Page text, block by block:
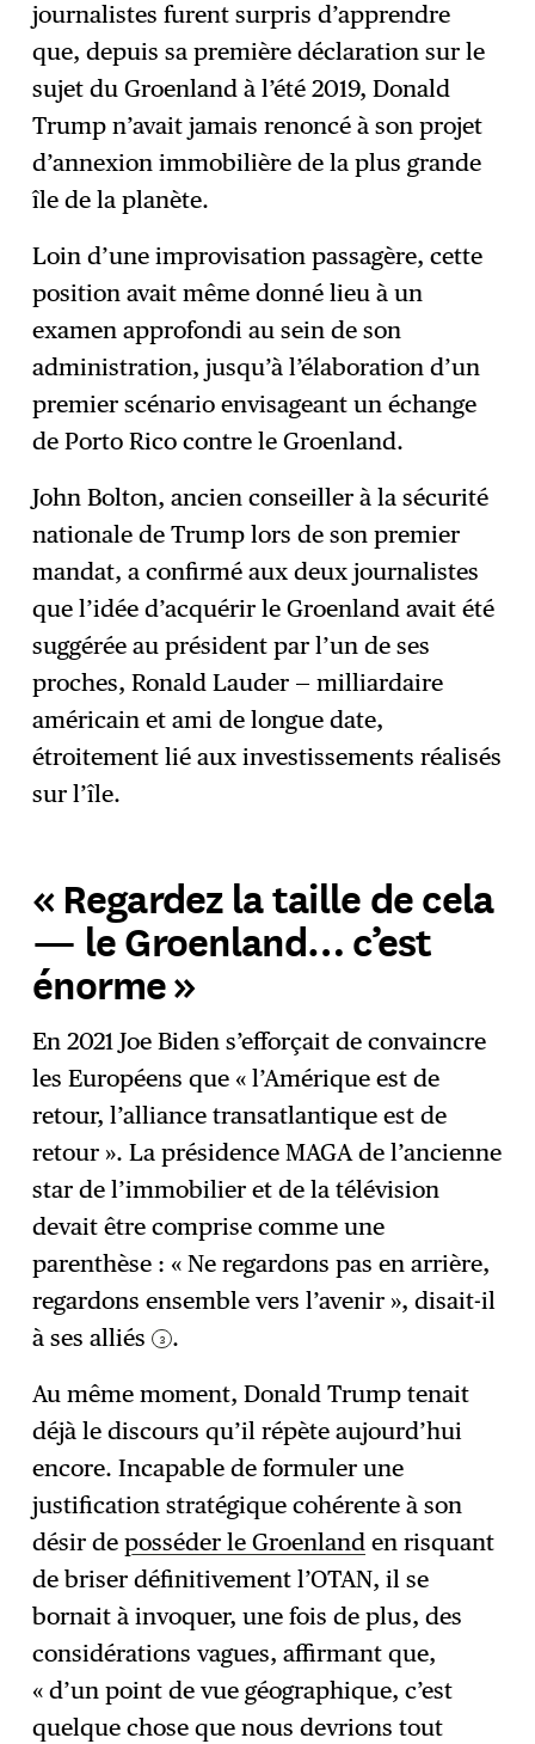
journalistes furent surpris d’apprendre
que, depuis sa première déclaration sur le
sujet du Groenland à l’été 2019, Donald
Trump n’avait jamais renoncé à son projet
d’annexion immobilière de la plus grande
île de la planète.
Loin d’une improvisation passagère, cette
position avait même donné lieu à un
examen approfondi au sein de son
administration, jusqu’à l’élaboration d’un
premier scénario envisageant un échange
de Porto Rico contre le Groenland.
John Bolton, ancien conseiller à la sécurité
nationale de Trump lors de son premier
mandat, a confirmé aux deux journalistes
que l’idée d’acquérir le Groenland avait été
suggérée au président par l’un de ses
proches, Ronald Lauder — milliardaire
américain et ami de longue date,
étroitement lié aux investissements réalisés
sur l’île.
« Regardez la taille de cela
— le Groenland… c’est
énorme »
En 2021 Joe Biden s’efforçait de convaincre
les Européens que « l’Amérique est de
retour, l’alliance transatlantique est de
retour ». La présidence MAGA de l’ancienne
star de l’immobilier et de la télévision
devait être comprise comme une
parenthèse : « Ne regardons pas en arrière,
regardons ensemble vers l’avenir », disait-il
à ses alliés 3 .
Au même moment, Donald Trump tenait
déjà le discours qu’il répète aujourd’hui
encore. Incapable de formuler une
justification stratégique cohérente à son
désir deposséder le Groenland en risquant
de briser définitivement l’OTAN, il se
bornait à invoquer, une fois de plus, des
considérations vagues, affirmant que,
« d’un point de vue géographique, c’est
quelque chose que nous devrions tout